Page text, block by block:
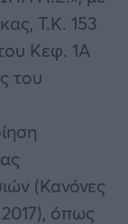
Τ.Κ. 153
Κεφ. 1Α
του
(Κανόνες
όπως